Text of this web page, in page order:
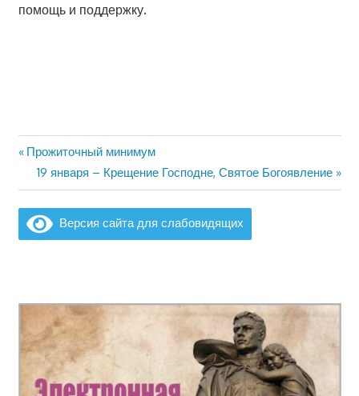
помощь и поддержку.
Навигация
по
записям
Предыдущая
запись:
Прожиточный минимум
Следующая
запись:
19 января – Крещение Господне, Святое Богоявление
Версия сайта для слабовидящих